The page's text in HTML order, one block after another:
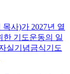
사)가 2027년 열
한 기도운동의 일
실기념금식기도